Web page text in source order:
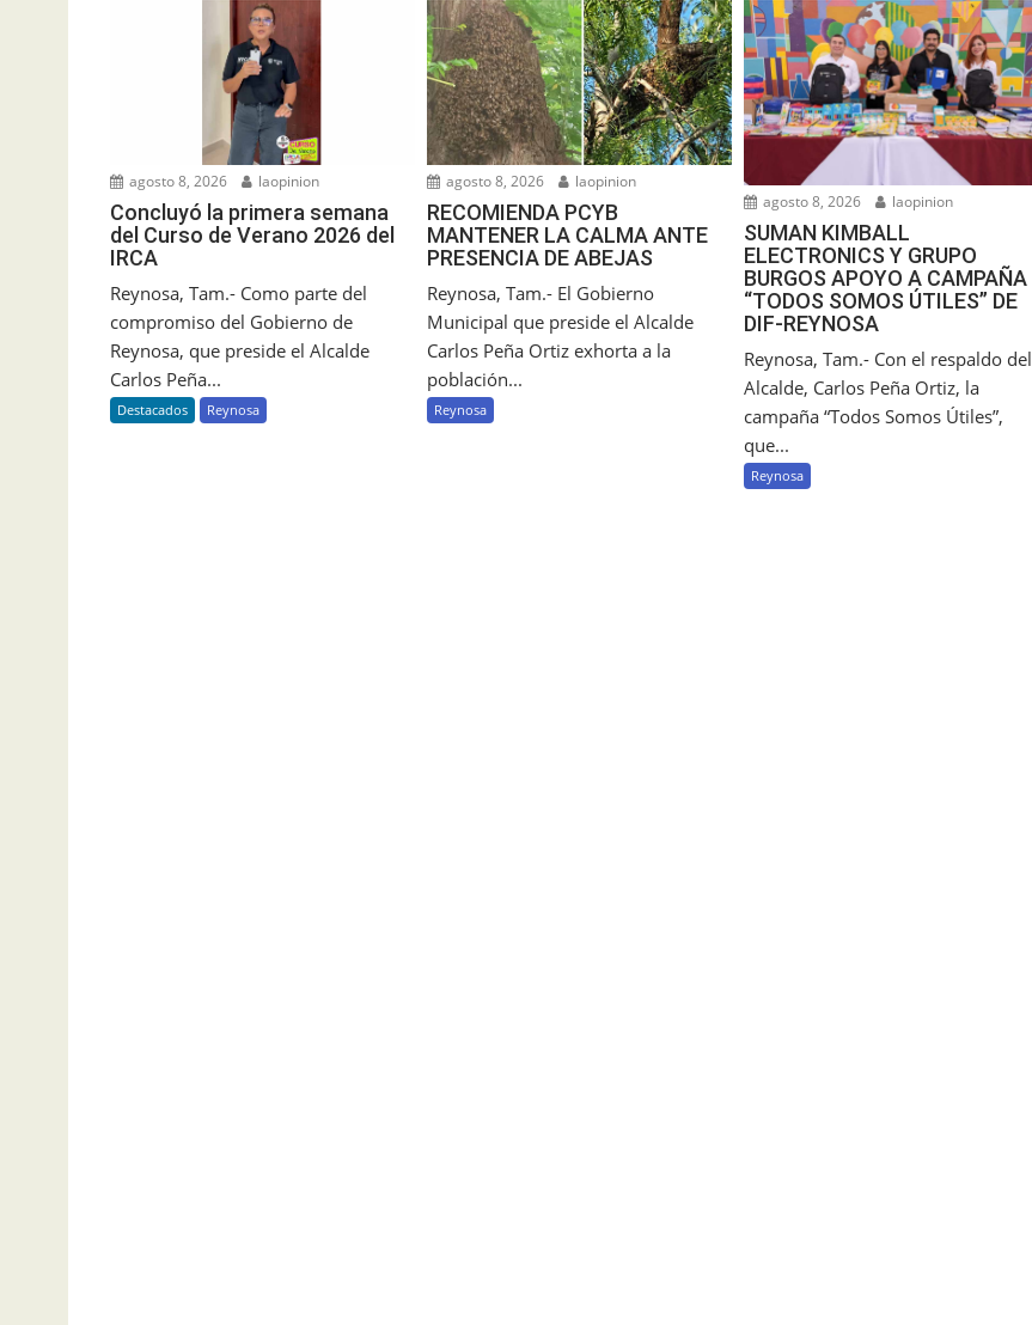
agosto 8, 2026 laopinion
Concluyó la primera semana
del Curso de Verano 2026 del
IRCA
Reynosa, Tam.- Como parte del
compromiso del Gobierno de
Reynosa, que preside el Alcalde
Carlos Peña...
Destacados Reynosa
agosto 8, 2026 laopinion
RECOMIENDA PCYB
MANTENER LA CALMA ANTE
PRESENCIA DE ABEJAS
Reynosa, Tam.- El Gobierno
Municipal que preside el Alcalde
Carlos Peña Ortiz exhorta a la
población...
Reynosa
agosto 8, 2026 laopinion
SUMAN KIMBALL
ELECTRONICS Y GRUPO
BURGOS APOYO A CAMPAÑA
“TODOS SOMOS ÚTILES” DE
DIF-REYNOSA
Reynosa, Tam.- Con el respaldo del
Alcalde, Carlos Peña Ortiz, la
campaña “Todos Somos Útiles”,
que...
Reynosa